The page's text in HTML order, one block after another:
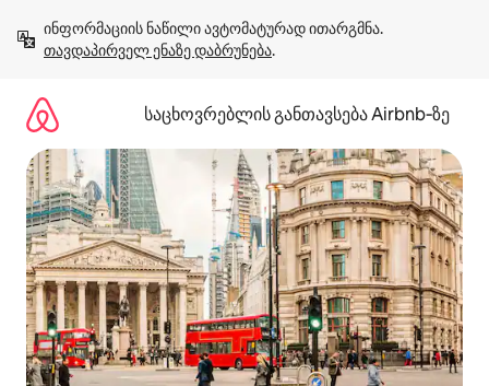
გადასვლა
თავდაპირველ ენაზე დაბრუნება.
საცხოვრებლის განთავსება Airbnb‑ზე